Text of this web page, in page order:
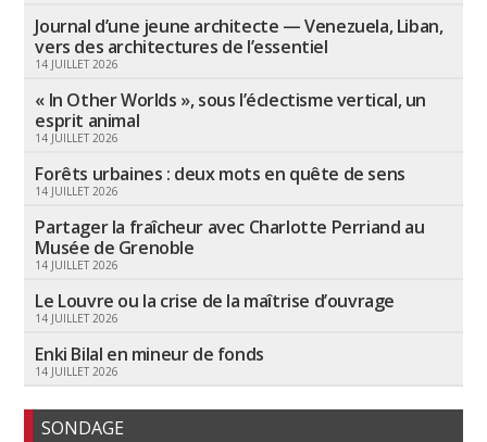
Journal d’une jeune architecte — Venezuela, Liban,
vers des architectures de l’essentiel
14 JUILLET 2026
« In Other Worlds », sous l’éclectisme vertical, un
esprit animal
14 JUILLET 2026
Forêts urbaines : deux mots en quête de sens
14 JUILLET 2026
Partager la fraîcheur avec Charlotte Perriand au
Musée de Grenoble
14 JUILLET 2026
Le Louvre ou la crise de la maîtrise d’ouvrage
14 JUILLET 2026
Enki Bilal en mineur de fonds
14 JUILLET 2026
SONDAGE